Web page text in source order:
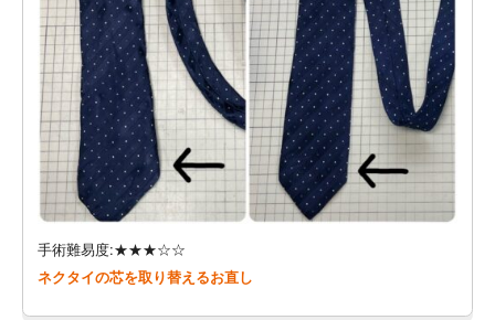
手術難易度:★★★☆☆
ネクタイの芯を取り替えるお直し